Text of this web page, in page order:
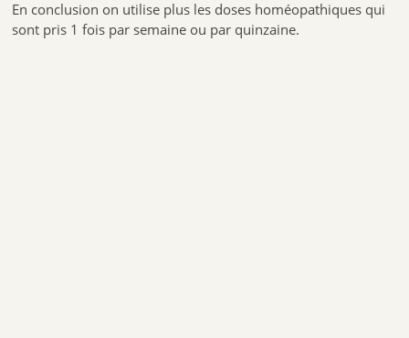
En conclusion on utilise plus les doses homéopathiques qui
sont pris 1 fois par semaine ou par quinzaine.